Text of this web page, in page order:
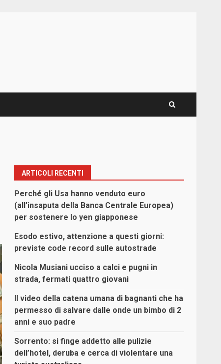
ARTICOLI RECENTI
Perché gli Usa hanno venduto euro
(all’insaputa della Banca Centrale Europea)
per sostenere lo yen giapponese
Esodo estivo, attenzione a questi giorni:
previste code record sulle autostrade
Nicola Musiani ucciso a calci e pugni in
strada, fermati quattro giovani
Il video della catena umana di bagnanti che ha
permesso di salvare dalle onde un bimbo di 2
anni e suo padre
Sorrento: si finge addetto alle pulizie
dell’hotel, deruba e cerca di violentare una